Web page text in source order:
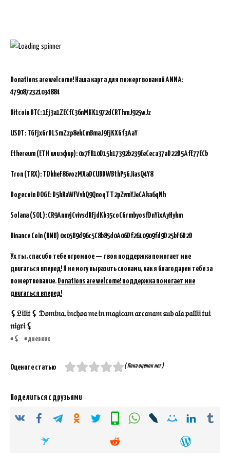
Donations are welcome! Наша карта для пожертвований ANNA:
4790872321034884
Bitcoin BTC:1Ej3a1ZECfC36nMKK1972dCRThmJ925wJz
USDT: TGFjxGrDLSmZzp8ekCmBmaJ9FjKXGf3AaY
Ethereum (ETH или эфир): 0x7FB10D15b17392b239EeCeca37aD22D5AfE77ECb
Tron (TRX): TDkheF86vozMXaDCUBDWBthP5GJiasQ4Y8
Dogecoin DOGE: D5kRaWFVvhQ9QnoqTT2pZvmYJeCAka6qNh
Solana (SOL): CR9AnuvjCvivsdRFjdKb35coCGrmbyosfDnYixAyHykm
Binance Coin (BNB) 0x05B9d96c5C8b85d0A06Df2610909fd9D25bF6D2D
Ух ты, спасибо тебе огромное — твоя поддержка помогает мне
двигаться вперед! Я не могу выразить словами, как я благодарен тебе за
пожертвование. Donations are welcome! поддержка помогает мне
двигаться вперед!
⚸𝔏𝔦𝔩𝔦𝔱 ⚸ 𝔇𝔬𝔪𝔦𝔫𝔞, 𝔦𝔫𝔠𝔥𝔬𝔞 𝔪𝔢 𝔦𝔫 𝔪𝔞𝔤𝔦𝔠𝔞𝔪 𝔞𝔯𝔠𝔞𝔫𝔞𝔪 𝔰𝔲𝔟 𝔞𝔩𝔞 𝔭𝔞𝔩𝔩𝔦𝔦 𝔱𝔲𝔦
𝔫𝔦𝔤𝔯𝔦 ⚸
⚸ дневник
Оцените статью ( Пока оценок нет )
Поделиться с друзьями